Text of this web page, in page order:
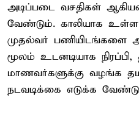
அடிப்படை வசதிகள்
வேண்டும். காலியாக உள்ள
முதல்வர் பணியிடங்களை
மூலம் உடனடியாக
மாணவர்களுக்கு வழங்க
நடவடிக்கை எடுக்க